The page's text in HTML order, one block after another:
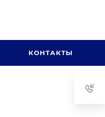
КОНТАКТЫ